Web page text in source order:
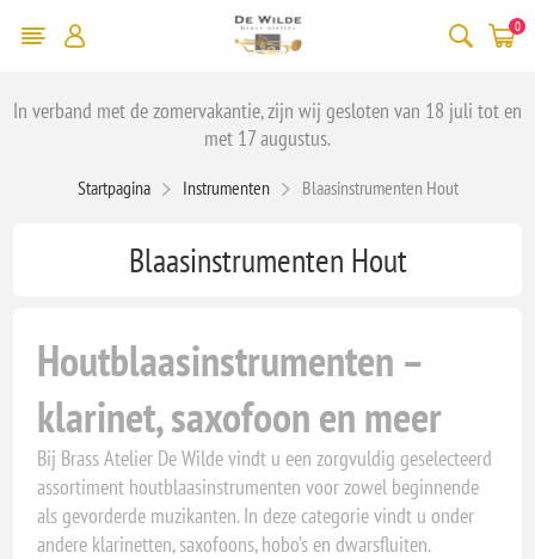
0
In verband met de zomervakantie, zijn wij gesloten van 18 juli tot en
met 17 augustus.
Startpagina Instrumenten Blaasinstrumenten Hout
Blaasinstrumenten Hout
Houtblaasinstrumenten –
klarinet, saxofoon en meer
Bij Brass Atelier De Wilde vindt u een zorgvuldig geselecteerd
assortiment houtblaasinstrumenten voor zowel beginnende
als gevorderde muzikanten. In deze categorie vindt u onder
andere klarinetten, saxofoons, hobo’s en dwarsfluiten.